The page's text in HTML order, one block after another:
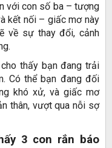
với con số ba – tượng
kết nối – giấc mơ này
về sự thay đổi, cảnh
thấy bạn đang trải
Có thể bạn đang đối
khó xử, và giấc mơ
thân, vượt qua nỗi sợ
3 con rắn báo